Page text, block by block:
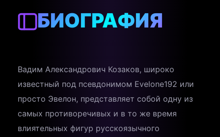
БИОГРАФИЯ
Вадим Александрович Козаков, широко
известный под псевдонимом Evelone192 или
просто Эвелон, представляет собой одну из
самых противоречивых и в то же время
влиятельных фигур русскоязычного